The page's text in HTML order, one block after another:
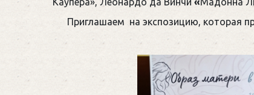
Приглашаем на экспозицию, которая